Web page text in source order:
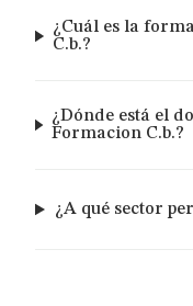
¿Cuál es la
C.b.?
¿Dónde está el
Formacion C.b.?
¿A qué sector